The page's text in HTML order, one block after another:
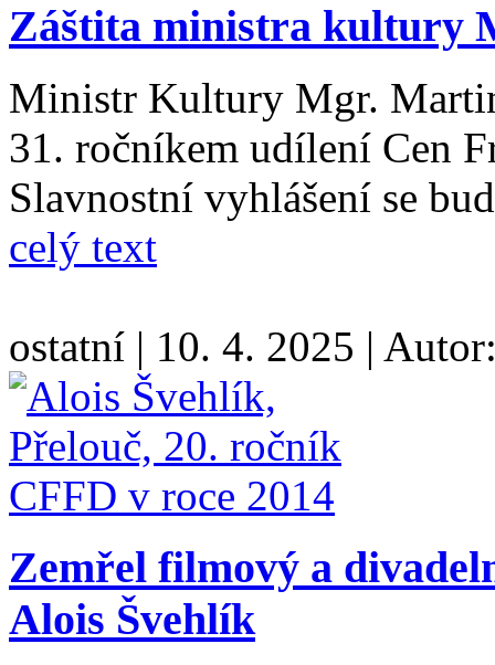
Záštita ministra kultury
Ministr Kultury Mgr.
31. ročníkem udílení Cen
Slavnostní vyhlášení se
celý text
ostatní | 10. 4. 2025 |
Zemřel filmový a
Alois Švehlík